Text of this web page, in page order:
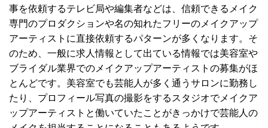
事を依頼するテレビ局や編集者などは、信頼できるメイク
専門のプロダクションや名の知れたフリーのメイクアップ
アーティストに直接依頼するパターンが多くなります。そ
のため、一般に求人情報として出ている情報では美容室や
ブライダル業界でのメイクアップアーティストの募集がほ
とんどです。美容室でも芸能人が多く通うサロンに勤務し
たり、プロフィール写真の撮影をするスタジオでメイクア
ップアーティストと働いていたことがきっかけで芸能人の